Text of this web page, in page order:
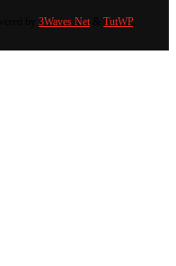
3Waves Net& TutWP.